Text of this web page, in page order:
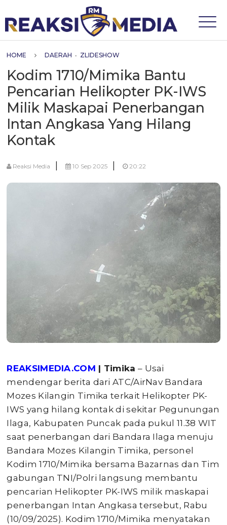
HOME DAERAH • ZLIDESHOW
Kodim 1710/Mimika Bantu
Pencarian Helikopter PK-IWS
Milik Maskapai Penerbangan
Intan Angkasa Yang Hilang
Kontak
Reaksi Media | 10 Sep 2025 | 20:22
REAKSIMEDIA.COM | Timika – Usai
mendengar berita dari ATC/AirNav Bandara
Mozes Kilangin Timika terkait Helikopter PK-
IWS yang hilang kontak di sekitar Pegunungan
Ilaga, Kabupaten Puncak pada pukul 11.38 WIT
saat penerbangan dari Bandara Ilaga menuju
Bandara Mozes Kilangin Timika, personel
Kodim 1710/Mimika bersama Bazarnas dan Tim
gabungan TNI/Polri langsung membantu
pencarian Helikopter PK-IWS milik maskapai
penerbangan Intan Angkasa tersebut, Rabu
(10/09/2025). Kodim 1710/Mimika menyatakan